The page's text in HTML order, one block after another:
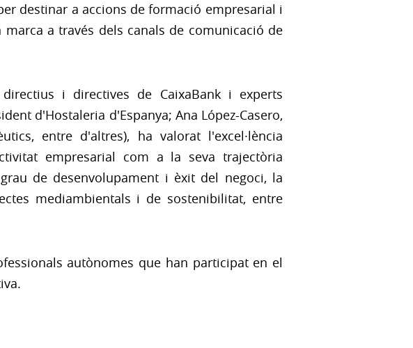
destinar a accions de formació empresarial i
a través dels canals de comunicació de
i directives de CaixaBank i experts
d'Hostaleria d'Espanya; Ana López-Casero,
entre d'altres), ha valorat l'excel·lència
empresarial com a la seva trajectòria
de desenvolupament i èxit del negoci, la
mediambientals i de sostenibilitat, entre
autònomes que han participat en el